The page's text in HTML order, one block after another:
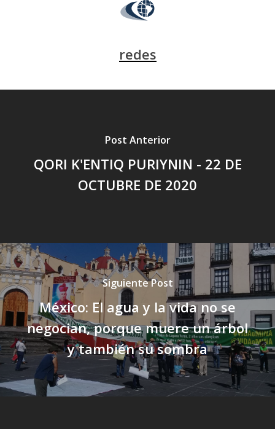
redes
Post Anterior
QORI K'ENTIQ PURIYNIN - 22 DE
OCTUBRE DE 2020
Siguiente Post
México: El agua y la vida no se
negocian, porque muere un árbol
y también su sombra